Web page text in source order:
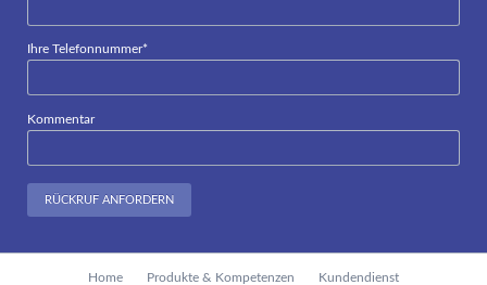
Pflichtfeld
Ihre Telefonnummer*
Kommentar
RÜCKRUF ANFORDERN
Home Produkte & Kompetenzen Kundendienst